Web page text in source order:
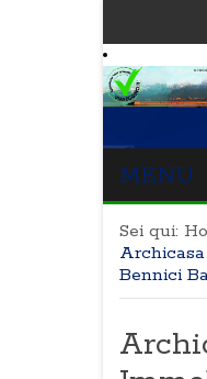
MENU
Sei qui:
Bennici